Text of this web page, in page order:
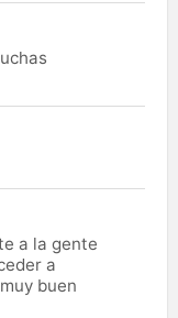
a la gente
a
buen